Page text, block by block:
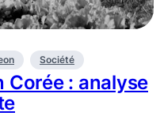
Société
Corée : analyse